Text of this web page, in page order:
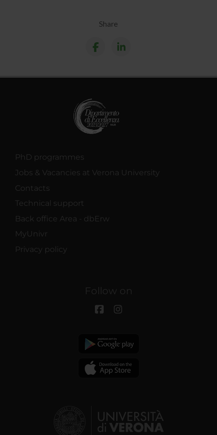
Share
PhD programmes
Jobs & Vacancies at Verona University
Contacts
Technical support
Back office Area - dbErw
MyUnivr
Privacy policy
Follow on